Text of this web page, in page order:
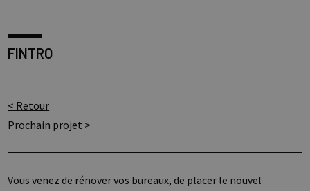
FINTRO
< Retour
Prochain projet >
Vous venez de rénover vos bureaux, de placer le nouvel